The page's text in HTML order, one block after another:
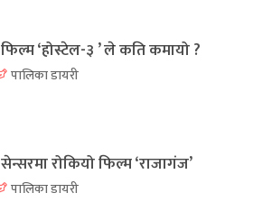
फिल्म ‘होस्टेल-३ ’ ले कति कमायो ?
पालिका डायरी
सेन्सरमा रोकियो फिल्म ‘राजागंज’
पालिका डायरी